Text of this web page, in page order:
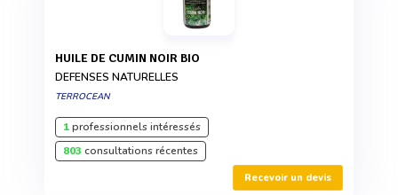
HUILE DE CUMIN NOIR BIO
DEFENSES NATURELLES
TERROCEAN
1professionnels intéressés
803 consultations récentes
Recevoir un devis